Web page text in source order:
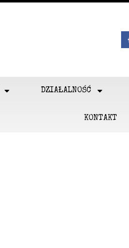
DZIAŁALNOŚĆ
KONTAKT